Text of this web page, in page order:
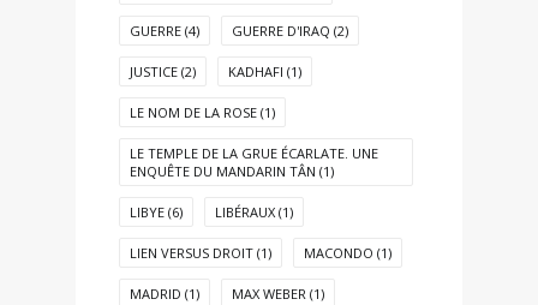
GUERRE (4) GUERRE D'IRAQ (2)
JUSTICE (2) KADHAFI (1)
LE NOM DE LA ROSE (1)
LE TEMPLE DE LA GRUE ÉCARLATE. UNE
ENQUÊTE DU MANDARIN TÂN (1)
LIBYE (6) LIBÉRAUX (1)
LIEN VERSUS DROIT (1) MACONDO (1)
MADRID (1) MAX WEBER (1)